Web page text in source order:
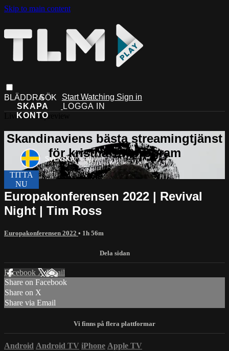
Skip to main content
Start Watching Sign in
Live stream preview
Europakonferensen 2022 | Revival
Night | Tim Ross
Europakonferensen 2022 • 1h 56m
Facebook XEmail
Share on Facebook
Share on X
Share via Email
Android Android TV iPhone Apple TV